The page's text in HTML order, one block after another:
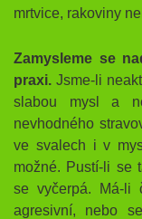
mrtvice, rakoviny
Zamysleme se
praxi.Jsme-li
slabou mysl a
nevhodného
ve svalech i v
možné. Pustí-li se
se vyčerpá. Má-li
agresivní, nebo